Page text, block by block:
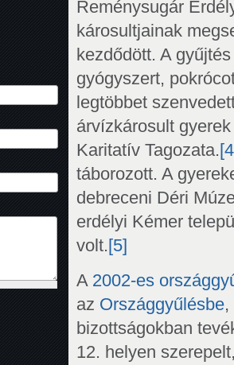
Reménysugár
károsultjainak
kezdődött. A
gyógyszert,
legtöbbet
árvízkárosult
Karitatív Tagozata.
táborozott. A
debreceni Déri
erdélyi Kémer
volt. [5]
A 2002-es
az Országgyűlésbe,
bizottságokban
12. helyen